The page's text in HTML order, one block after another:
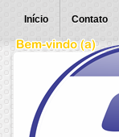
Início Contato